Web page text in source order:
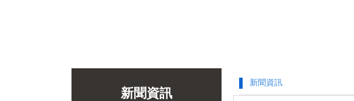
新聞資訊
新聞資訊